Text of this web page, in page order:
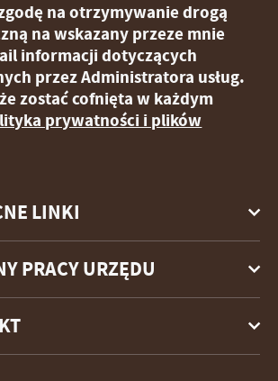
LINKI
na otrzymywanie drogą
na wskazany przeze mnie
informacji dotyczących
przez Administratora usług.
zostać cofnięta w każdym
prywatności i plików
PRACY URZĘDU